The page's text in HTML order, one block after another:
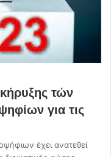
τών
για τις
έχει ανατεθεί